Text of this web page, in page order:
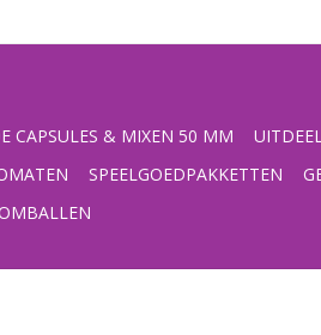
CAPSULES & MIXEN 50 MM
SPEELGOEDPAKKETTEN